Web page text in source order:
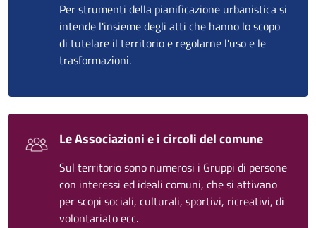
Per strumenti della pianificazione urbanistica si
intende l'insieme degli atti che hanno lo scopo
di tutelare il territorio e regolarne l'uso e le
trasformazioni.
Le Associazioni e i circoli del comune
Sul territorio sono numerosi i Gruppi di persone
con interessi ed ideali comuni, che si attivano
per scopi sociali, culturali, sportivi, ricreativi, di
volontariato ecc.